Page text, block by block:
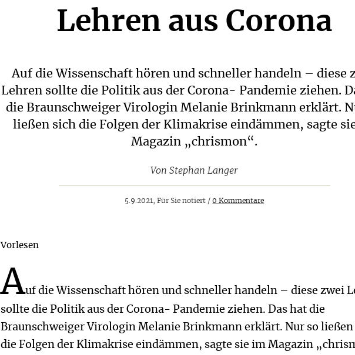
Lehren aus Corona
Auf die Wissenschaft hören und schneller handeln – diese
Lehren sollte die Politik aus der Corona- Pandemie ziehen.
die Braunschweiger Virologin Melanie Brinkmann erklärt.
ließen sich die Folgen der Klimakrise eindämmen, sagte
Magazin „chrismon“.
VonStephan Langer
5.9.2021, Für Sie notiert /0 Kommentare
Vorlesen
Auf die Wissenschaft hören und schneller handeln – diese zwei
sollte die Politik aus der Corona- Pandemie ziehen. Das hat die
Braunschweiger Virologin Melanie Brinkmann erklärt. Nur so ließen
die Folgen der Klimakrise eindämmen, sagte sie im Magazin